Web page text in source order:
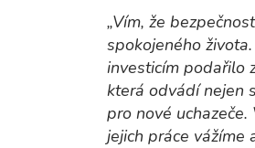
„Vím, že
spokojeného
investicím podařilo
která odvádí nejen
pro nové
jejich práce vážíme